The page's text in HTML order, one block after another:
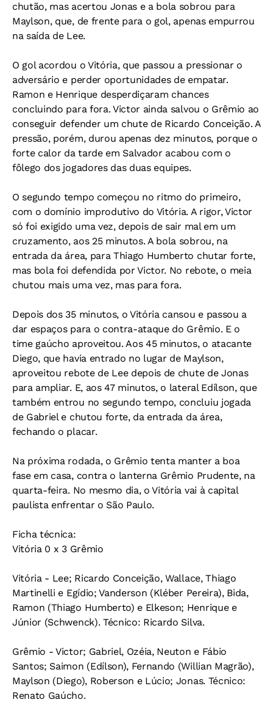
chutão, mas acertou Jonas e a bola sobrou para
Maylson, que, de frente para o gol, apenas empurrou
na saída de Lee.
O gol acordou o Vitória, que passou a pressionar o
adversário e perder oportunidades de empatar.
Ramon e Henrique desperdiçaram chances
concluindo para fora. Victor ainda salvou o Grêmio ao
conseguir defender um chute de Ricardo Conceição. A
pressão, porém, durou apenas dez minutos, porque o
forte calor da tarde em Salvador acabou com o
fôlego dos jogadores das duas equipes.
O segundo tempo começou no ritmo do primeiro,
com o domínio improdutivo do Vitória. A rigor, Victor
só foi exigido uma vez, depois de sair mal em um
cruzamento, aos 25 minutos. A bola sobrou, na
entrada da área, para Thiago Humberto chutar forte,
mas bola foi defendida por Victor. No rebote, o meia
chutou mais uma vez, mas para fora.
Depois dos 35 minutos, o Vitória cansou e passou a
dar espaços para o contra-ataque do Grêmio. E o
time gaúcho aproveitou. Aos 45 minutos, o atacante
Diego, que havia entrado no lugar de Maylson,
aproveitou rebote de Lee depois de chute de Jonas
para ampliar. E, aos 47 minutos, o lateral Edílson, que
também entrou no segundo tempo, concluiu jogada
de Gabriel e chutou forte, da entrada da área,
fechando o placar.
Na próxima rodada, o Grêmio tenta manter a boa
fase em casa, contra o lanterna Grêmio Prudente, na
quarta-feira. No mesmo dia, o Vitória vai à capital
paulista enfrentar o São Paulo.
Ficha técnica:
Vitória 0 x 3 Grêmio
Vitória - Lee; Ricardo Conceição, Wallace, Thiago
Martinelli e Egídio; Vanderson (Kléber Pereira), Bida,
Ramon (Thiago Humberto) e Elkeson; Henrique e
Júnior (Schwenck). Técnico: Ricardo Silva.
Grêmio - Victor; Gabriel, Ozéia, Neuton e Fábio
Santos; Saimon (Edílson), Fernando (Willian Magrão),
Maylson (Diego), Roberson e Lúcio; Jonas. Técnico:
Renato Gaúcho.